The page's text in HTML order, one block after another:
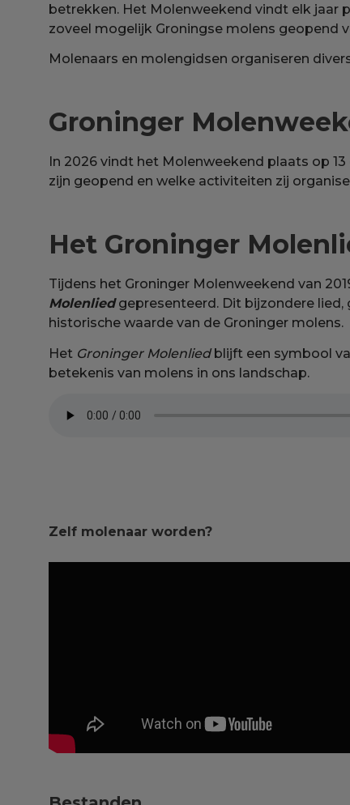
betrekken. Het Molenweekend vindt elk jaar
zoveel mogelijk Groningse molens geopend
Molenaars en molengidsen organiseren
Groninger
In 2026 vindt het Molenweekend plaats op
zijn geopend en welke activiteiten zij
Het Groninger
Tijdens het Groninger Molenweekend van
Molenliedgepresenteerd. Dit bijzondere lied,
historische waarde van de Groninger molens.
Het Groninger Molenliedblijft een symbool
betekenis van molens in ons landschap.
Zelf molenaar worden?